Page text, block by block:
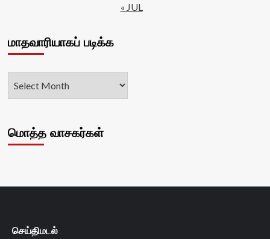
« JUL
மாதவாரியாகப் படிக்க
மொத்த வாசகர்கள்
செய்திமடல்